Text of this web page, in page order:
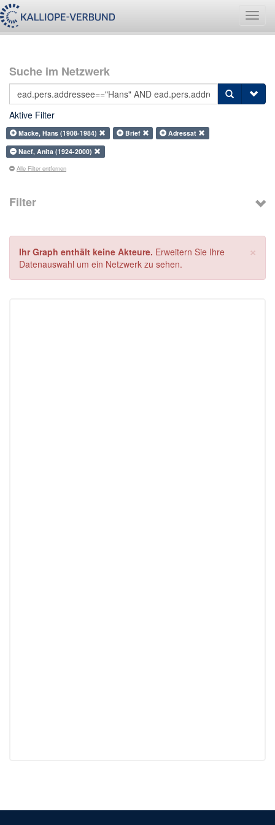
Suche im Netzwerk
Aktive Filter
Macke, Hans (1908-1984) Brief
Adressat
Naef, Anita (1924-2000)
Alle Filter entfernen
Filter
×
Ihr Graph enthält keine Akteure. Erweitern Sie Ihre
Datenauswahl um ein Netzwerk zu sehen.